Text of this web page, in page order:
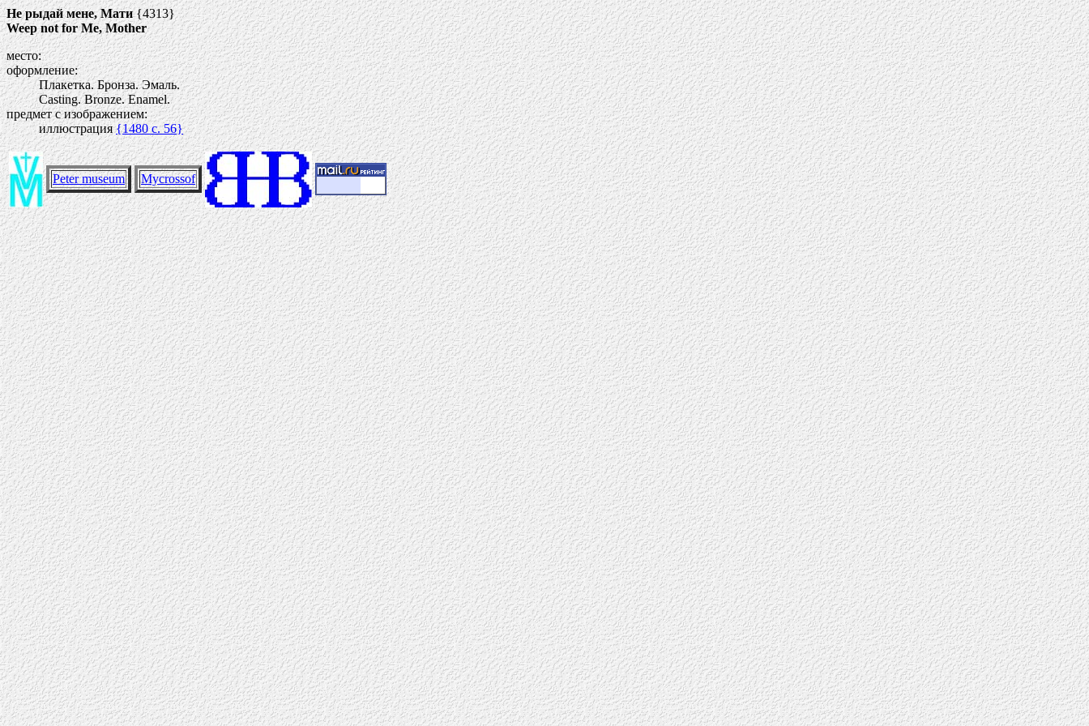
Не рыдай мене, Мати{4313}
Weep not for Me, Mother
место:
оформление:
Плакетка. Бронза. Эмаль.
Casting. Bronze. Enamel.
предмет с изображением:
иллюстрация{1480 c. 56}
Peter museum Mycrossof